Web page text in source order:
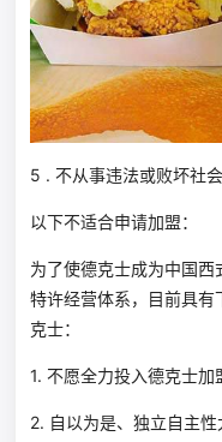
5 . 不从事违法或败坏社
以下不适合申请加盟：
为了使德克士成为中国
特许经营体系，目前具
克士：
1. 不愿全力投入德克士加
2. 自以为是、独立自主性